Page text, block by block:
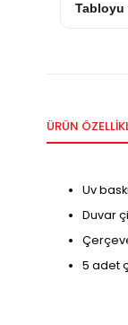
Tabloyu
ÜRÜN
Uv
Duvar
5 adet